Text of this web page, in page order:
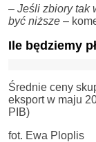
– Jeśli zbiory tak
być niższe –
Ile będziemy
Średnie ceny
eksport w maju
PIB)
fot. Ewa Ploplis